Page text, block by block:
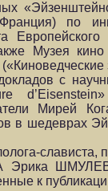
по
Музея
с
Мирей
в шедеврах
слависта,
Эрика
к